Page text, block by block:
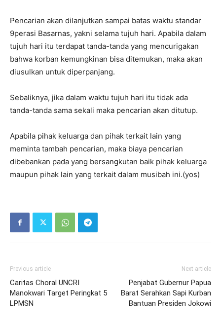
Pencarian akan dilanjutkan sampai batas waktu standar
9perasi Basarnas, yakni selama tujuh hari. Apabila dalam
tujuh hari itu terdapat tanda-tanda yang mencurigakan
bahwa korban kemungkinan bisa ditemukan, maka akan
diusulkan untuk diperpanjang.
Sebaliknya, jika dalam waktu tujuh hari itu tidak ada
tanda-tanda sama sekali maka pencarian akan ditutup.
Apabila pihak keluarga dan pihak terkait lain yang
meminta tambah pencarian, maka biaya pencarian
dibebankan pada yang bersangkutan baik pihak keluarga
maupun pihak lain yang terkait dalam musibah ini.(yos)
Previous article
Caritas Choral UNCRI
Manokwari Target Peringkat 5
LPMSN
Next article
Penjabat Gubernur Papua
Barat Serahkan Sapi Kurban
Bantuan Presiden Jokowi